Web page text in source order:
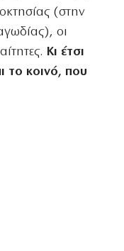
(στην
οι
Κι έτσι
το κοινό, που